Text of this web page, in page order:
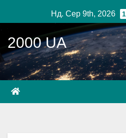
до
вмісту
Нд. Сер 9th, 2026
2000 UA